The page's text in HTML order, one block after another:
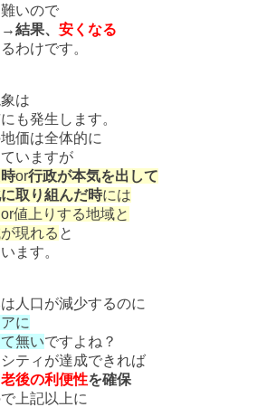
いので
結果、 安くなる
わけです。
は
も発生します。
価は全体的に
いますが
or行政が本気を出して
取り組んだ時には
値上りする地域と
現れる と
ます。
人口が減少するのに
に
無いですよね？
ティが達成できれば
老後の利便性を確保
上記以上に